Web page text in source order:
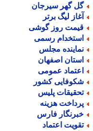
گهر سیرجان
لیگ برتر
روز گوشی
رسمی
مجلس
اصفهان
عمومی
کشور
پلیس
هزینه
فارس
اعتماد